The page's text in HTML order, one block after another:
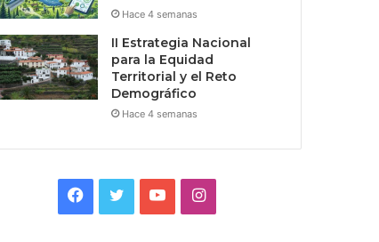
Hace 4 semanas
II Estrategia Nacional
para la Equidad
Territorial y el Reto
Demográfico
Hace 4 semanas
Facebook
TwitterYouTubeInstagram